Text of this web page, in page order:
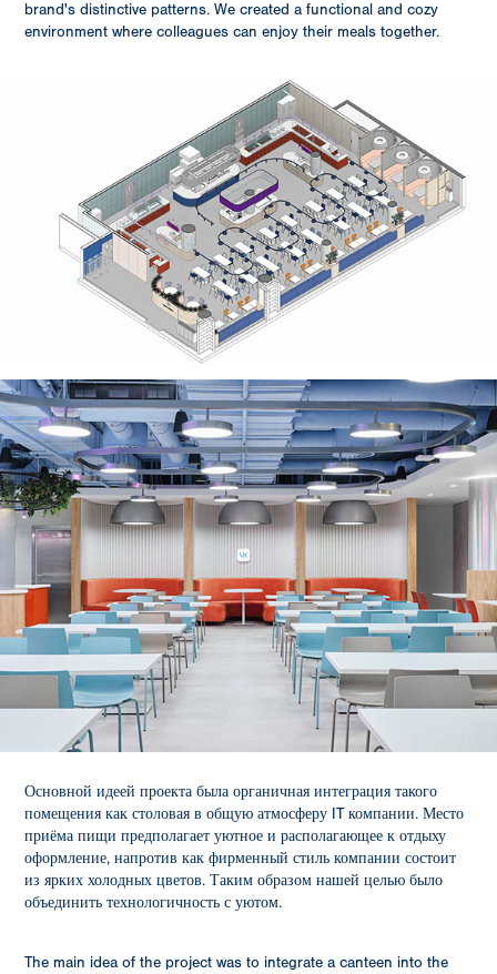
brand's distinctive patterns. We created a functional and cozy
environment where colleagues can enjoy their meals together.
Основной идеей проекта была органичная интеграция такого
помещения как столовая в общую атмосферу IT компании. Место
приёма пищи предполагает уютное и располагающее к отдыху
оформление, напротив как фирменный стиль компании состоит
из ярких холодных цветов. Таким образом нашей целью было
объединить технологичность с уютом.
The main idea of the project was to integrate a canteen into the